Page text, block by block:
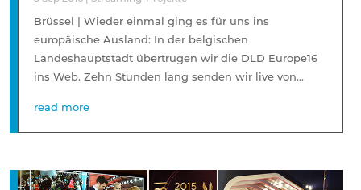
Brüssel | Wieder einmal ging es für uns ins
europäische Ausland: In der belgischen
Landeshauptstadt übertrugen wir die DLD Europe16
ins Web. Zehn Stunden lang senden wir live von...
read more